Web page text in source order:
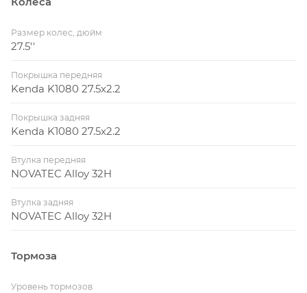
Размер колес, дюйм
27.5''
Покрышка передняя
Kenda K1080 27.5x2.2
Покрышка задняя
Kenda K1080 27.5x2.2
Втулка передняя
NOVATEC Alloy 32H
Втулка задняя
NOVATEC Alloy 32H
Тормоза
Уровень тормозов